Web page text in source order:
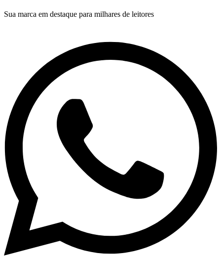
Sua marca em destaque para milhares de leitores